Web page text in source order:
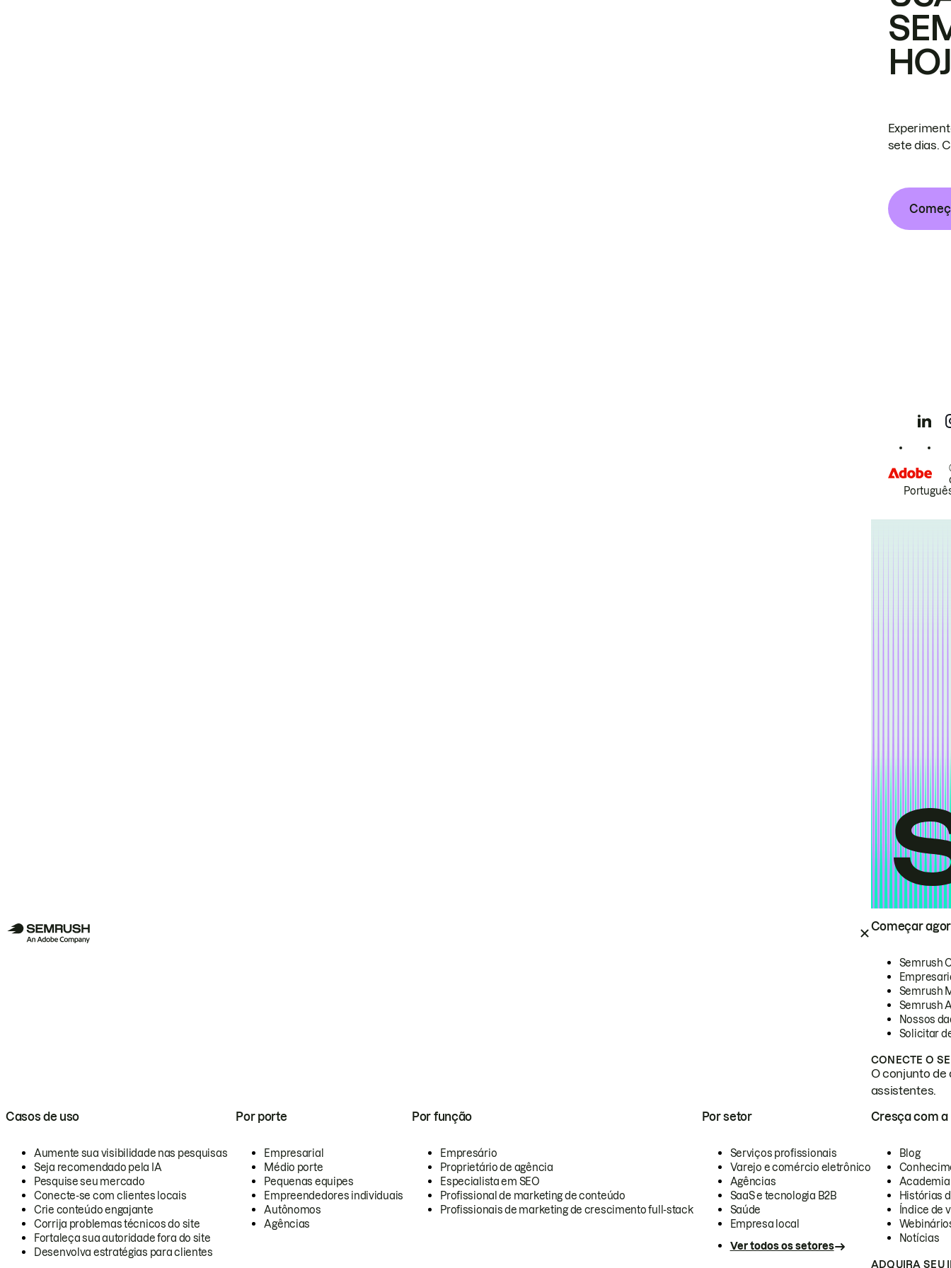
Começar
Semrush
Semrush
Semrush
Nossos
Solicitar
CONECTE O
O conjunto de
assistentes.
Casos de uso
Aumente sua visibilidade nas pesquisas
Seja recomendado pela IA
Pesquise seu mercado
Conecte-se com clientes locais
Crie conteúdo engajante
Corrija problemas técnicos do site
Fortaleça sua autoridade fora do site
Desenvolva estratégias para clientes
Por porte
Empresarial
Médio porte
Pequenas equipes
Empreendedores individuais
Autônomos
Agências
Por função
Empresário
Proprietário de agência
Especialista em SEO
Profissional de marketing de conteúdo
Profissionais de marketing de crescimento full-stack
Por setor
Serviços profissionais
Varejo e comércio eletrônico
Agências
SaaS e tecnologia B2B
Saúde
Empresa local
Ver todos os setores
Cresça com a
Blog
Academia
Histórias
Índice de
Notícias
ADQUIRA SEU
sete dias.